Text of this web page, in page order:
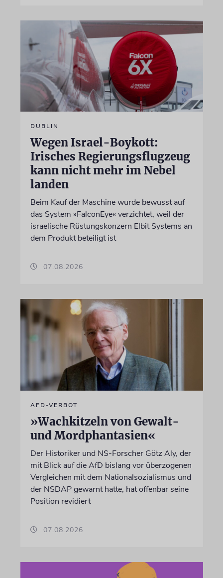
DUBLIN
Wegen Israel-Boykott:
Irisches Regierungsflugzeug
kann nicht mehr im Nebel
landen
Beim Kauf der Maschine wurde bewusst auf
das System »FalconEye« verzichtet, weil der
israelische Rüstungskonzern Elbit Systems an
dem Produkt beteiligt ist
07.08.2026
AFD-VERBOT
»Wachkitzeln von Gewalt-
und Mordphantasien«
Der Historiker und NS-Forscher Götz Aly, der
mit Blick auf die AfD bislang vor überzogenen
Vergleichen mit dem Nationalsozialismus und
der NSDAP gewarnt hatte, hat offenbar seine
Position revidiert
07.08.2026